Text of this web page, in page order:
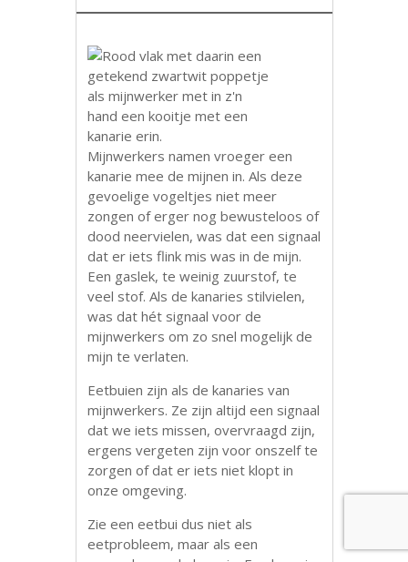
Mijnwerkers namen vroeger een
kanarie mee de mijnen in. Als deze
gevoelige vogeltjes niet meer
zongen of erger nog bewusteloos of
dood neervielen, was dat een signaal
dat er iets flink mis was in de mijn.
Een gaslek, te weinig zuurstof, te
veel stof. Als de kanaries stilvielen,
was dat hét signaal voor de
mijnwerkers om zo snel mogelijk de
mijn te verlaten.
Eetbuien zijn als de kanaries van
mijnwerkers. Ze zijn altijd een signaal
dat we iets missen, overvraagd zijn,
ergens vergeten zijn voor onszelf te
zorgen of dat er iets niet klopt in
onze omgeving.
Zie een eetbui dus niet als
eetprobleem, maar als een